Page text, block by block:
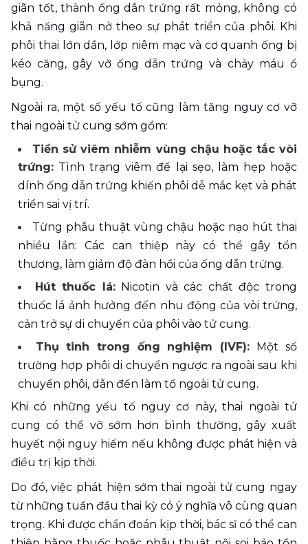
giãn tốt, thành ống dẫn trứng rất mỏng, không có
khả năng giãn nở theo sự phát triển của phôi. Khi
phôi thai lớn dần, lớp niêm mạc và cơ quanh ống bị
kéo căng, gây vỡ ống dẫn trứng và chảy máu ổ
bụng.
Ngoài ra, một số yếu tố cũng làm tăng nguy cơ vỡ
thai ngoài tử cung sớm gồm:
Tiền sử viêm nhiễm vùng chậu hoặc tắc vòi
trứng: Tình trạng viêm để lại sẹo, làm hẹp hoặc
dính ống dẫn trứng khiến phôi dễ mắc kẹt và phát
triển sai vị trí.
Từng phẫu thuật vùng chậu hoặc nạo hút thai
nhiều lần: Các can thiệp này có thể gây tổn
thương, làm giảm độ đàn hồi của ống dẫn trứng.
Hút thuốc lá: Nicotin và các chất độc trong
thuốc lá ảnh hưởng đến nhu động của vòi trứng,
cản trở sự di chuyển của phôi vào tử cung.
Thụ tinh trong ống nghiệm (IVF): Một số
trường hợp phôi di chuyển ngược ra ngoài sau khi
chuyển phôi, dẫn đến làm tổ ngoài tử cung.
Khi có những yếu tố nguy cơ này, thai ngoài tử
cung có thể vỡ sớm hơn bình thường, gây xuất
huyết nội nguy hiểm nếu không được phát hiện và
điều trị kịp thời.
Do đó, việc phát hiện sớm thai ngoài tử cung ngay
từ những tuần đầu thai kỳ có ý nghĩa vô cùng quan
trọng. Khi được chẩn đoán kịp thời, bác sĩ có thể can